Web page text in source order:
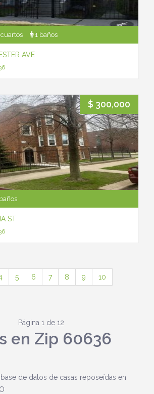
1 baños
AVE
$ 300,000
ST
5 6 7 8 9 10
Página 1 de 12
en Zip 60636
de datos de casas reposeídas en